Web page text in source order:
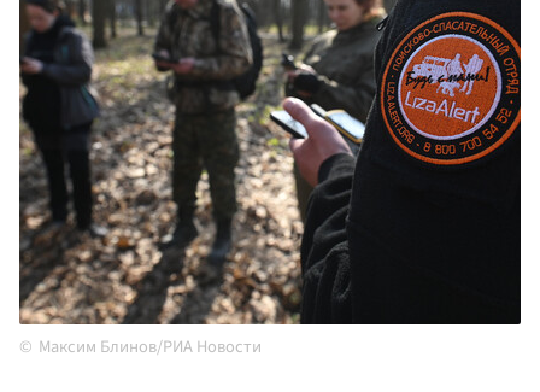
Максим Блинов/РИА Новости